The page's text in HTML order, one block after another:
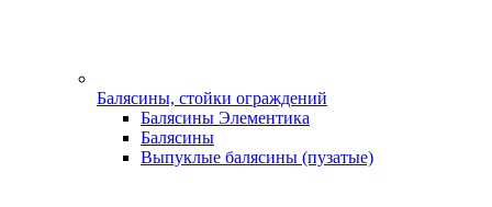
Балясины, стойки ограждений
Балясины Элементика
Балясины
Выпуклые балясины (пузатые)